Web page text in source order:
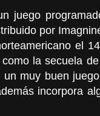
juego
por
el
como la secuela
un muy buen
incorpora